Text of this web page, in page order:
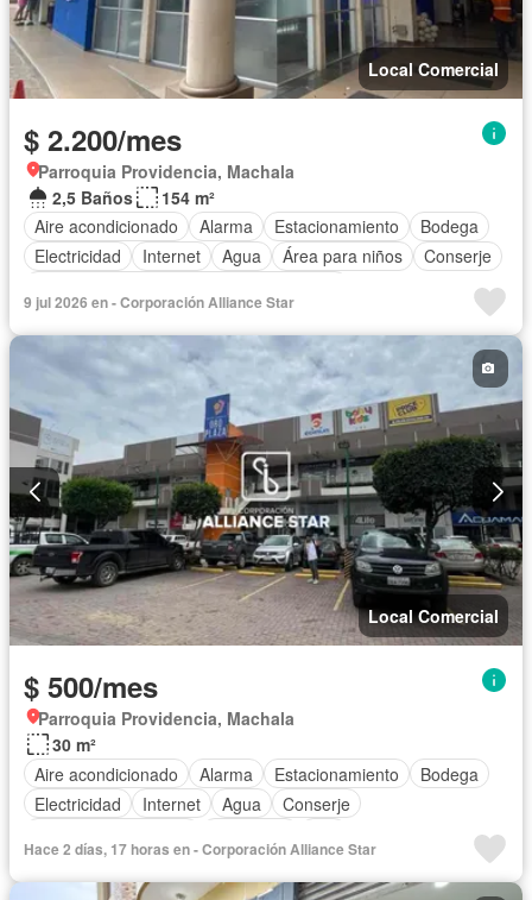
Local Comercial
$ 2.200/mes
Parroquia Providencia, Machala
2,5 Baños
154 m²
Aire acondicionado
Alarma Estacionamiento
Bodega
Electricidad
Internet Agua Área para niños
Conserje
Garita de guardianía
Seguridad
9 jul 2026 en - Corporación Alliance Star
Local Comercial
$ 500/mes
Parroquia Providencia, Machala
30 m²
Aire acondicionado
Alarma Estacionamiento
Bodega
Electricidad
Internet Agua
Conserje
Acceso para personas con discapacidad
Cocina equipada
Área para niños
Gas natural Sin amoblar
Hace 2 días, 17 horas en - Corporación Alliance Star